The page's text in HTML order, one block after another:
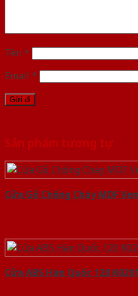
Tên *
Email *
Sản phẩm tương tự
Cửa Gỗ Chống Cháy MDF
Cửa ABS Hàn Quốc 120 K0201